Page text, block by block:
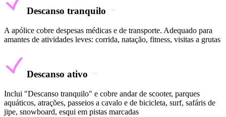
Descanso tranquilo
A apólice cobre despesas médicas e de transporte. Adequado para
amantes de atividades leves: corrida, natação, fitness, visitas a grutas
Descanso ativo
Inclui "Descanso tranquilo" e cobre andar de scooter, parques
aquáticos, atrações, passeios a cavalo e de bicicleta, surf, safáris de
jipe, snowboard, esqui em pistas marcadas